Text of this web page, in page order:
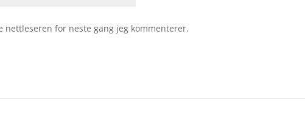
for neste gang jeg kommenterer.